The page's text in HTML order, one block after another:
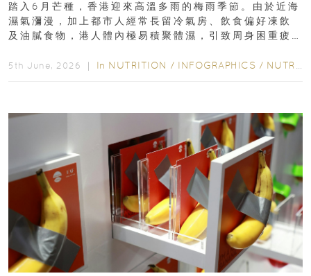
踏入6月芒種，香港迎來高溫多雨的梅雨季節。由於近海
濕氣瀰漫，加上都市人經常長留冷氣房、飲食偏好凍飲
及油膩食物，港人體內極易積聚體濕，引致周身困重疲
狀...
5th June, 2026 ｜ In NUTRITION / INFOGRAPHICS / NUTRITION